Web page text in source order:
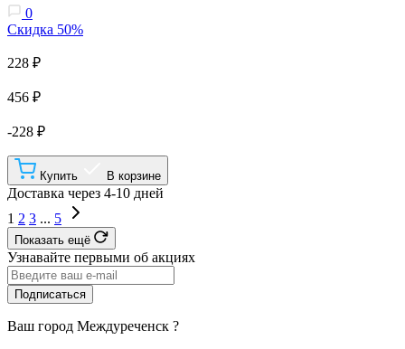
0
Скидка 50%
228 ₽
456 ₽
-228 ₽
Купить В корзине
Доставка через 4-10 дней
1 2 3 ... 5
Показать ещё
Узнавайте первыми об акциях
Подписаться
Ваш город Междуреченск ?